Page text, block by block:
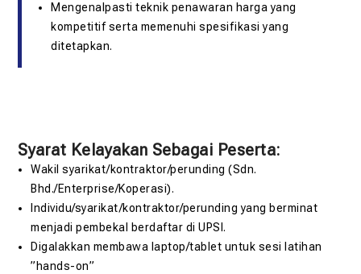
Mengenalpasti teknik penawaran harga yang
kompetitif serta memenuhi spesifikasi yang
ditetapkan.
Syarat Kelayakan Sebagai Peserta:
Wakil syarikat/kontraktor/perunding (Sdn.
Bhd./Enterprise/Koperasi).
Individu/syarikat/kontraktor/perunding yang berminat
menjadi pembekal berdaftar di UPSI.
Digalakkan membawa laptop/tablet untuk sesi latihan
”hands-on”